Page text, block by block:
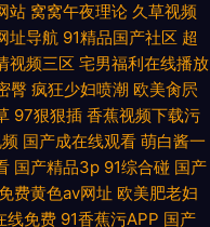
站 窝窝午夜理论 久草视频
址导航 91精品国产社区 超
视频三区 宅男福利在线播放
臀 疯狂少妇喷潮 欧美肏屄
97狠狠插 香蕉视频下载污
国产成在线观看 萌白酱一
国产精品3p 91综合碰 国产
费黄色av网址 欧美肥老妇
线免费 91香蕉污APP 国产